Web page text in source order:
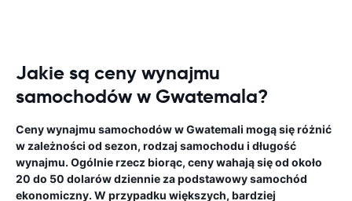
Jakie są ceny wynajmu
samochodów w Gwatemala?
Ceny wynajmu samochodów w Gwatemali mogą się różnić
w zależności od sezon, rodzaj samochodu i długość
wynajmu. Ogólnie rzecz biorąc, ceny wahają się od około
20 do 50 dolarów dziennie za podstawowy samochód
ekonomiczny. W przypadku większych, bardziej